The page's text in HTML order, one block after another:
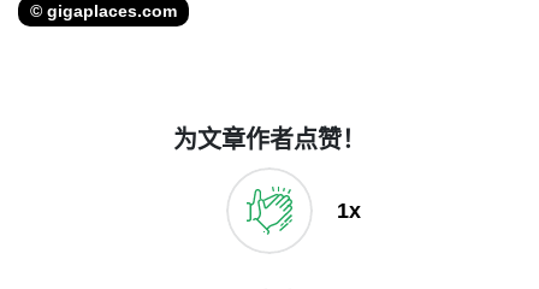
© gigaplaces.com
为文章作者点赞！
1x